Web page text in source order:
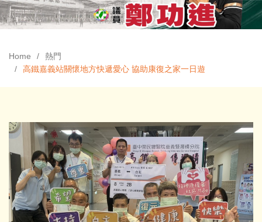
Home
熱門
高鐵嘉義站關懷地方快遞愛心 協助康復之家一日遊